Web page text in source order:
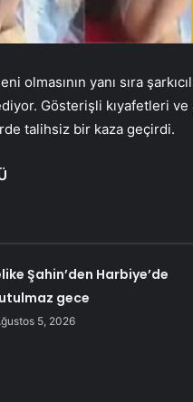
olmasının yanı sıra
Gösterişli kıyafetleri ve
talihsiz bir kaza geçirdi.
Şahin’den Harbiye’de
gece
5, 2026